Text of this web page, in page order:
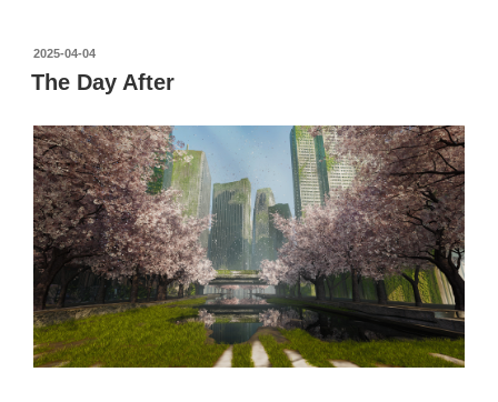
投
稿
日:
2025-04-04
The Day After